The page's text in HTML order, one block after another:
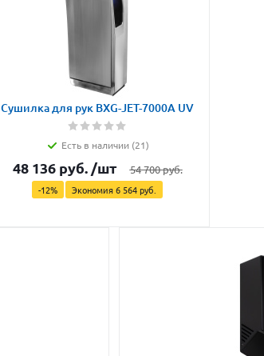
Сушилка для рук BXG-JET-7000A UV
Есть в наличии (21)
48 136руб. /шт 54 700руб.
-12% Экономия6 564руб.